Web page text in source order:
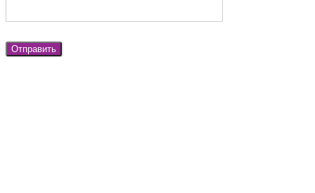
Отправить